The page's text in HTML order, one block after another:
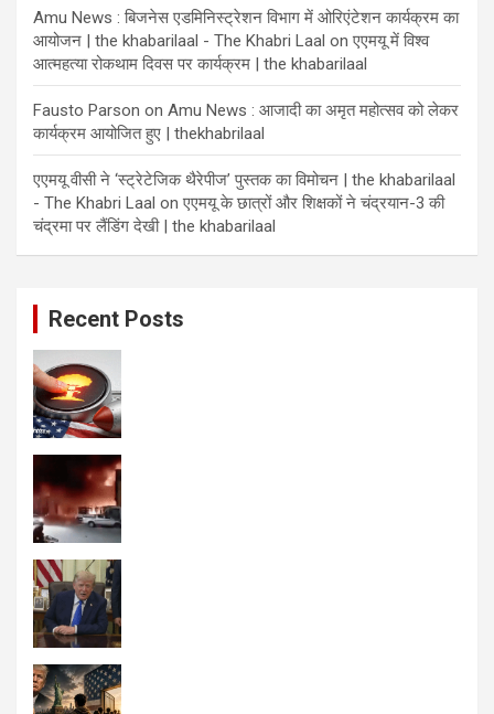
Amu News : बिजनेस एडमिनिस्ट्रेशन विभाग में ओरिएंटेशन कार्यक्रम का
आयोजन | the khabarilaal - The Khabri Laal onएएमयू में विश्व
आत्महत्या रोकथाम दिवस पर कार्यक्रम | the khabarilaal
Fausto Parson on Amu News : आजादी का अमृत महोत्सव को लेकर
कार्यक्रम आयोजित हुए | thekhabrilaal
एएमयू वीसी ने ‘स्ट्रेटेजिक थैरेपीज’ पुस्तक का विमोचन | the khabarilaal
- The Khabri Laal onएएमयू के छात्रों और शिक्षकों ने चंद्रयान-3 की
चंद्रमा पर लैंडिंग देखी | the khabarilaal
Recent Posts